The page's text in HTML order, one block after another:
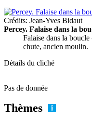
Crédits: Jean-Yves Bidaut
Percey. Falaise dans la
Falaise dans la
chute, ancien moulin.
Détails du cliché
Pas de donnée
Thèmes